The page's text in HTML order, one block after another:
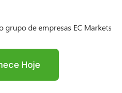
grupo de empresas EC Markets
Hoje